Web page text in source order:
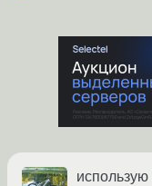
использую